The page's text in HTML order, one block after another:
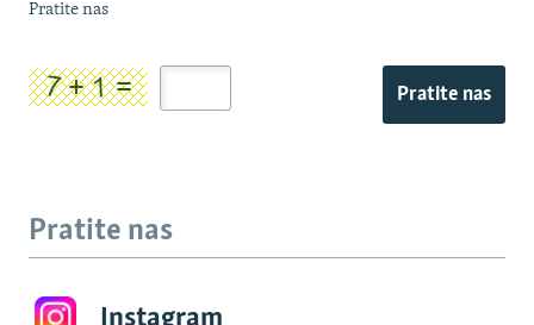
Pratite nas
Pratite nas
Pratite nas
Instagram